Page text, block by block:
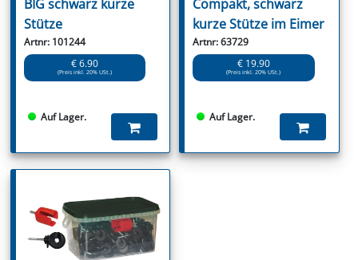
BIG schwarz kurze
Stütze
Artnr: 101244
€ 6.90
(Preis inkl. 20% USt.)
Auf Lager.
Compakt, schwarz
kurze Stütze im Eimer
Artnr: 63729
€ 19.90
(Preis inkl. 20% USt.)
Auf Lager.